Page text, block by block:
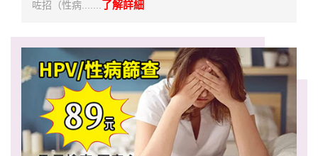
咗招（性病....... 了解詳細